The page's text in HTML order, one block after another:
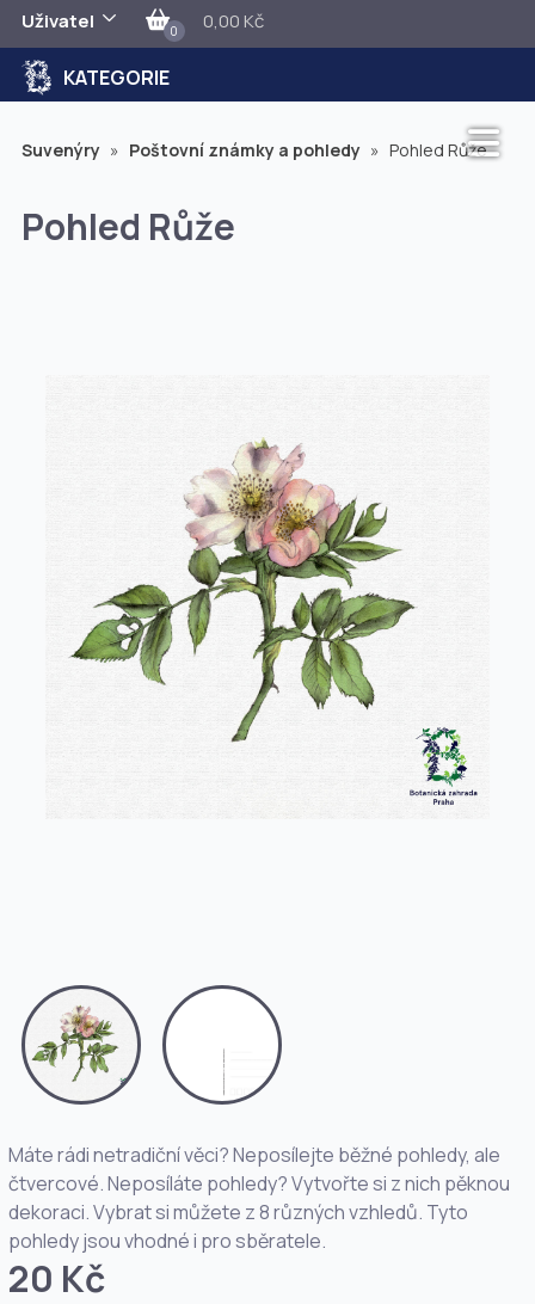
Uživatel 0 0,00 Kč
KATEGORIE
Suvenýry » Poštovní známky a pohledy » Pohled Růže
Pohled Růže
Máte rádi netradiční věci? Neposílejte běžné pohledy, ale
čtvercové. Neposíláte pohledy? Vytvořte si z nich pěknou
dekoraci. Vybrat si můžete z 8 různých vzhledů. Tyto
pohledy jsou vhodné i pro sběratele.
20 Kč